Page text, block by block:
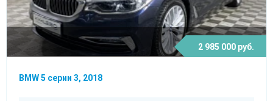
2 985 000 руб.
BMW 5 серии 3, 2018